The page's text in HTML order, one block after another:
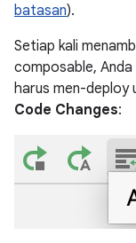
batasan).
Setiap kali
composable,
harus men-deploy
Code Changes: